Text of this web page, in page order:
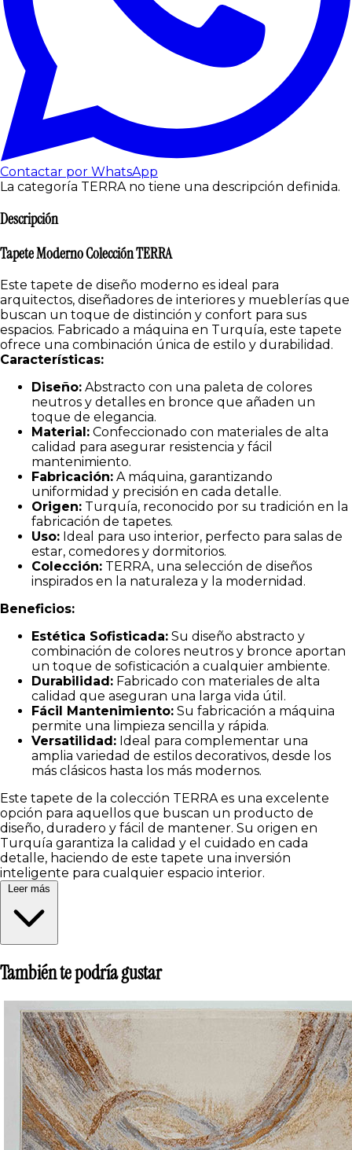
Contactar por WhatsApp
La categoría TERRA no tiene una descripción definida.
Descripción
Tapete Moderno Colección TERRA
Este tapete de diseño moderno es ideal para
arquitectos, diseñadores de interiores y mueblerías que
buscan un toque de distinción y confort para sus
espacios. Fabricado a máquina en Turquía, este tapete
ofrece una combinación única de estilo y durabilidad.
Características:
Diseño: Abstracto con una paleta de colores
neutros y detalles en bronce que añaden un
toque de elegancia.
Material: Confeccionado con materiales de alta
calidad para asegurar resistencia y fácil
mantenimiento.
Fabricación: A máquina, garantizando
uniformidad y precisión en cada detalle.
Origen: Turquía, reconocido por su tradición en la
fabricación de tapetes.
Uso: Ideal para uso interior, perfecto para salas de
estar, comedores y dormitorios.
Colección: TERRA, una selección de diseños
inspirados en la naturaleza y la modernidad.
Beneficios:
Estética Sofisticada: Su diseño abstracto y
combinación de colores neutros y bronce aportan
un toque de sofisticación a cualquier ambiente.
Durabilidad: Fabricado con materiales de alta
calidad que aseguran una larga vida útil.
Fácil Mantenimiento: Su fabricación a máquina
permite una limpieza sencilla y rápida.
Versatilidad: Ideal para complementar una
amplia variedad de estilos decorativos, desde los
más clásicos hasta los más modernos.
Este tapete de la colección TERRA es una excelente
opción para aquellos que buscan un producto de
diseño, duradero y fácil de mantener. Su origen en
Turquía garantiza la calidad y el cuidado en cada
detalle, haciendo de este tapete una inversión
inteligente para cualquier espacio interior.
Leer más
También te podría gustar